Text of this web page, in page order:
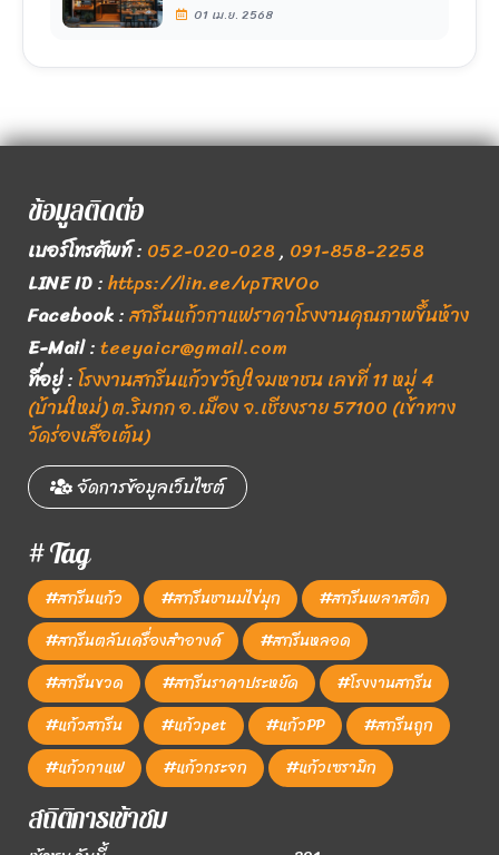
01 เม.ย. 2568
ข้อมูลติดต่อ
เบอร์โทรศัพท์: 052-020-028, 091-858-2258
LINE ID:https://lin.ee/vpTRVOo
Facebook:สกรีนแก้วกาแฟราคาโรงงานคุณภาพขึ้นห้าง
E-Mail:teeyaicr@gmail.com
ที่อยู่:โรงงานสกรีนแก้วขวัญใจมหาชน เลขที่ 11 หมู่ 4
(บ้านใหม่) ต.ริมกก อ.เมือง จ.เชียงราย 57100 (เข้าทาง
วัดร่องเสือเต้น)
จัดการข้อมูลเว็บไซต์
# Tag
#สกรีนแก้ว #สกรีนชานมไข่มุก
#สกรีนพลาสติก
#สกรีนตลับเครื่องสำอางค์
#สกรีนหลอด
#สกรีนขวด
#สกรีนราคาประหยัด
#โรงงานสกรีน
#แก้วสกรีน
#แก้วpet #แก้วPP
#สกรีนถูก
#แก้วกาแฟ
#แก้วกระจก #แก้วเซรามิก
สถิติการเข้าชม